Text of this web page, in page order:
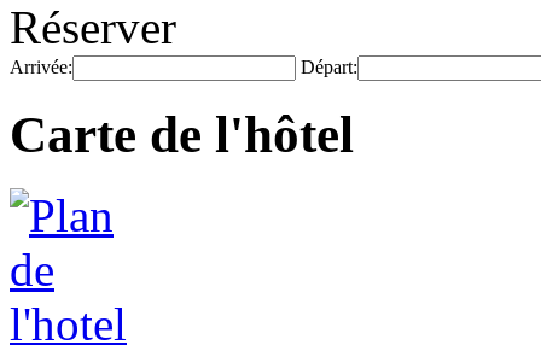
Réserver
Arrivée: Départ:
Carte de l'hôtel